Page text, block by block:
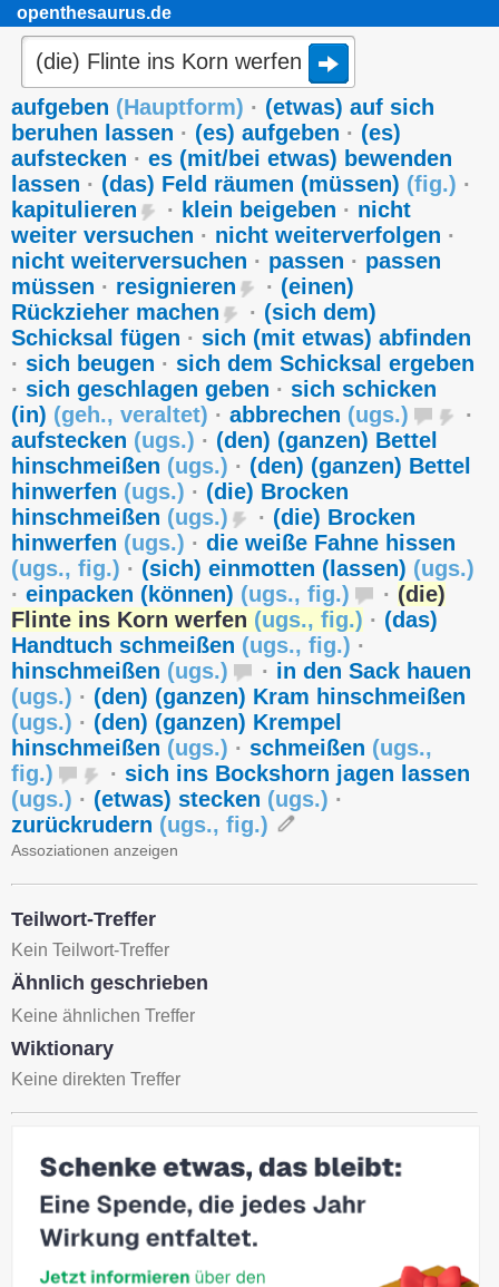
openthesaurus.de
aufgeben (Hauptform) · (etwas) auf sich
beruhen lassen · (es) aufgeben · (es)
aufstecken · es (mit/bei etwas) bewenden
lassen · (das) Feld räumen (müssen) (fig.) ·
kapitulieren
· klein beigeben · nicht
weiter versuchen · nicht weiterverfolgen ·
nicht weiterversuchen · passen · passen
müssen · resignieren · (einen)
Rückzieher machen
· (sich dem)
Schicksal fügen · sich (mit etwas) abfinden
· sich beugen · sich dem Schicksal ergeben
· sich geschlagen geben · sich schicken
(in) (geh., veraltet) · abbrechen (ugs.)
·
aufstecken (ugs.) · (den) (ganzen) Bettel
hinschmeißen (ugs.) · (den) (ganzen) Bettel
hinwerfen (ugs.) · (die) Brocken
hinschmeißen (ugs.) · (die) Brocken
hinwerfen (ugs.) · die weiße Fahne hissen
(ugs., fig.) · (sich) einmotten (lassen) (ugs.)
· einpacken (können) (ugs., fig.) · (die)
Flinte ins Korn werfen (ugs., fig.) · (das)
Handtuch schmeißen (ugs., fig.) ·
hinschmeißen (ugs.) · in den Sack hauen
(ugs.) · (den) (ganzen) Kram hinschmeißen
(ugs.) · (den) (ganzen) Krempel
hinschmeißen (ugs.) · schmeißen (ugs.,
fig.) · sich ins Bockshorn jagen lassen
(ugs.) · (etwas) stecken (ugs.) ·
zurückrudern (ugs., fig.)
Assoziationen anzeigen
Teilwort-Treffer
Kein Teilwort-Treffer
Ähnlich geschrieben
Keine ähnlichen Treffer
Wiktionary
Keine direkten Treffer